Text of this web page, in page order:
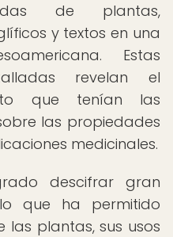
de plantas,
y textos en una
Estas
revelan el
que tenían las
las propiedades
medicinales.
descifrar gran
que ha permitido
las plantas, sus usos